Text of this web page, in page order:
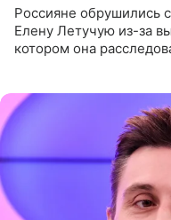
Россияне обрушились
Елену Летучую из-за
котором она